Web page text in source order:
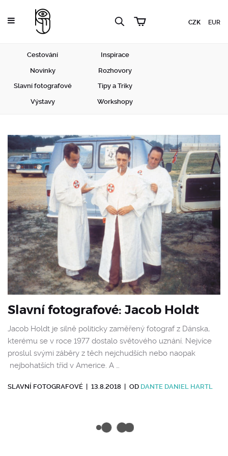
CZK EUR
Cestování Inspirace
Novinky Rozhovory
Slavní fotografové Tipy a Triky
Výstavy Workshopy
Slavní fotografové: Jacob Holdt
Jacob Holdt je silně politicky zaměřený fotograf z Dánska,
kterému se v roce 1977 dostalo světového uznání. Nejvíce
proslul svými záběry z těch nejchudších nebo naopak
nejbohatších tříd v Americe. A …
SLAVNÍ FOTOGRAFOVÉ 13.8.2018 OD DANTE DANIEL HARTL